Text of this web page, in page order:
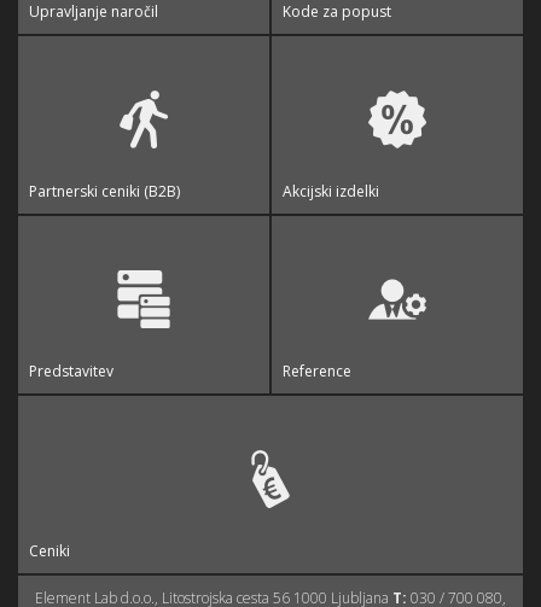
Upravljanje naročil Kode za popust
Partnerski ceniki (B2B) Akcijski izdelki
Predstavitev Reference
Ceniki
Element Lab d.o.o., Litostrojska cesta 56 1000 Ljubljana T: 030 / 700 080,